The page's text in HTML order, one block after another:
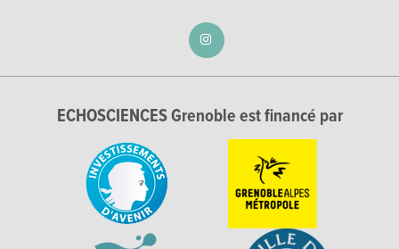
ECHOSCIENCES Grenoble est financé par